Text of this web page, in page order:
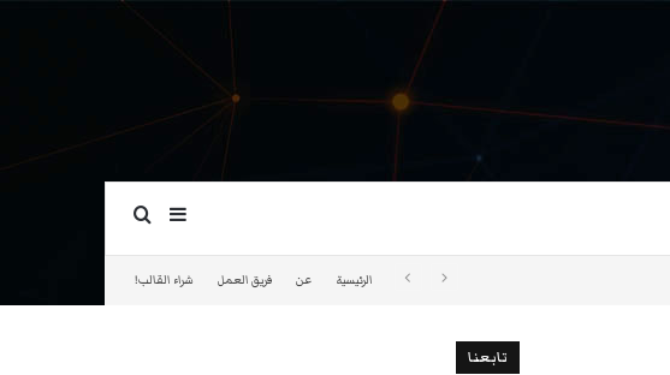
إضافة عمود جانبي
بحث عن
الرئيسية عن فريق العمل شراء القالب!
تابعنا